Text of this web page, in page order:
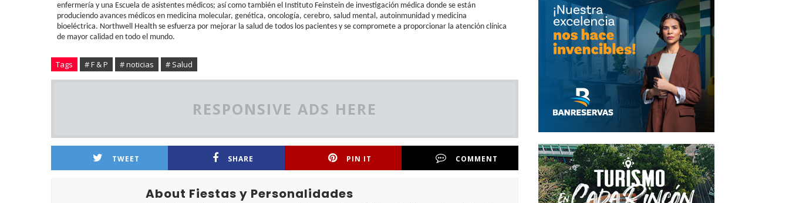
enfermería y una Escuela de asistentes médicos; así como también el Instituto Feinstein de investigación médica donde se están
produciendo avances médicos en medicina molecular, genética, oncología, cerebro, salud mental, autoinmunidad y medicina
bioeléctrica. Northwell Health se esfuerza por mejorar la salud de todos los pacientes y se compromete a proporcionar la atención clínica
de mayor calidad en todo el mundo.
Tags # F & P # noticias # Salud
RESPONSIVE ADS HERE
TWEET SHARE PIN IT COMMENT
About Fiestas y Personalidades